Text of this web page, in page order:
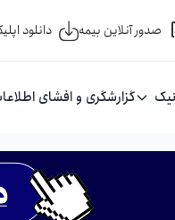
صدور آنلاین بیمه دانلود
گزارشگری و افشای